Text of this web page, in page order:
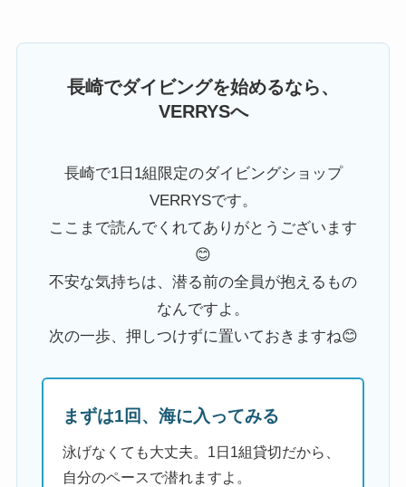
長崎でダイビングを始めるなら、
VERRYSへ
長崎で1日1組限定のダイビングショップ
VERRYSです。
ここまで読んでくれてありがとうございます
😊
不安な気持ちは、潜る前の全員が抱えるもの
なんですよ。
次の一歩、押しつけずに置いておきますね😊
まずは1回、海に入ってみる
泳げなくても大丈夫。1日1組貸切だから、
自分のペースで潜れますよ。